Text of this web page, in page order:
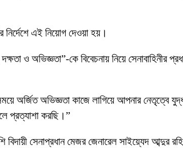
নির্দেশে এই নিয়োগ দেওয়া হয়।
ও অভিজ্ঞতা”-কে বিবেচনায় নিয়ে সেনাবাহিনীর
অর্জিত অভিজ্ঞতা কাজে লাগিয়ে আপনার নেতৃত্বে
প্রত্যাশা করছি।”
সেনাপ্রধান মেজর জেনারেল সাইয়্যেদ আব্দুর